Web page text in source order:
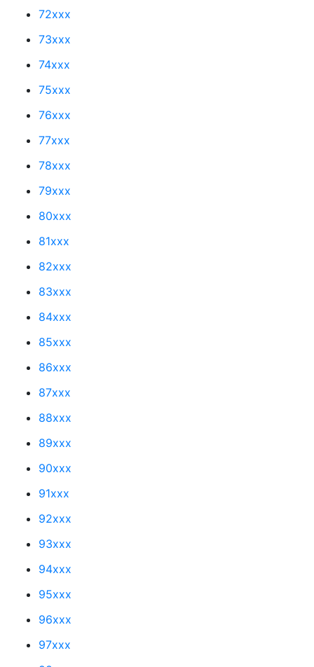
72xxx
73xxx
74xxx
75xxx
76xxx
77xxx
78xxx
79xxx
80xxx
81xxx
82xxx
83xxx
84xxx
85xxx
86xxx
87xxx
88xxx
89xxx
90xxx
91xxx
92xxx
93xxx
94xxx
95xxx
96xxx
97xxx